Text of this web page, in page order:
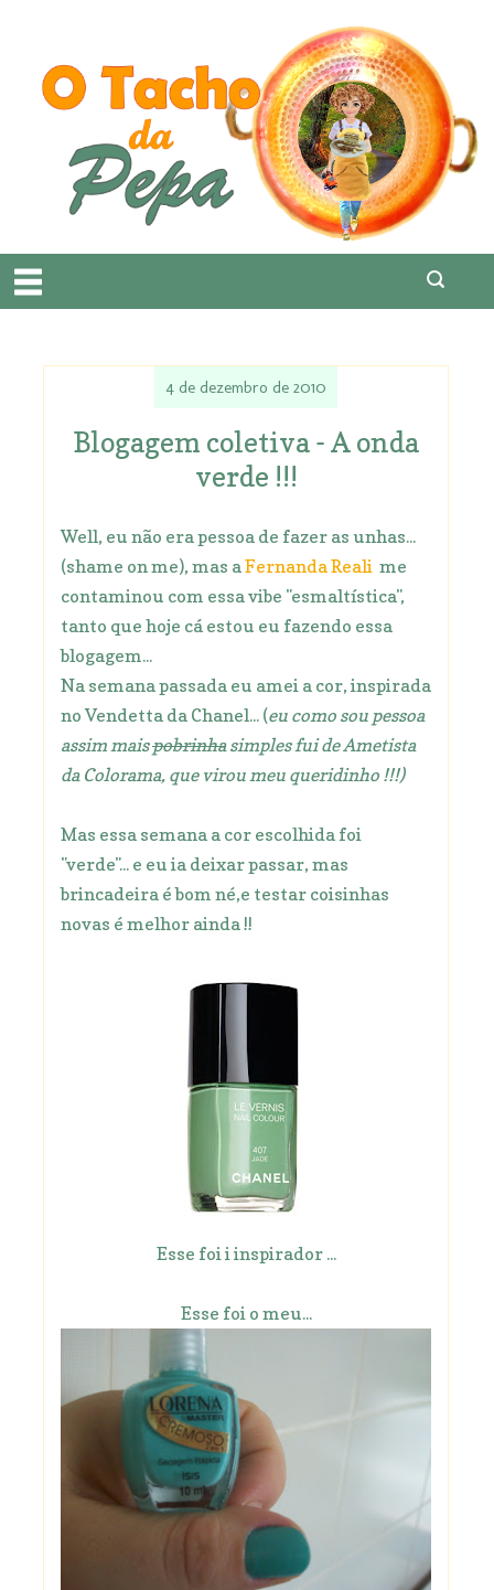
4 de dezembro de 2010
Blogagem coletiva - A onda
verde !!!
Well, eu não era pessoa de fazer as unhas...
(shame on me), mas aFernanda Reali me
contaminou com essa vibe "esmaltística",
tanto que hoje cá estou eu fazendo essa
blogagem...
Na semana passada eu amei a cor, inspirada
no Vendetta da Chanel... (eu como sou pessoa
assim maispobrinhasimples fui de Ametista
da Colorama, que virou meu queridinho !!!)
Mas essa semana a cor escolhida foi
"verde"... e eu ia deixar passar, mas
brincadeira é bom né,e testar coisinhas
novas é melhor ainda !!
Esse foi i inspirador ...
Esse foi o meu...